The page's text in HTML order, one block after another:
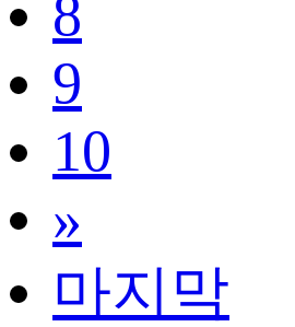
8
9
10
»
마지막